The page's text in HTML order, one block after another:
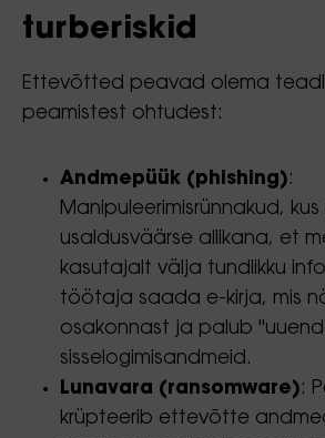
turberiskid
Ettevõtted peavad olema
peamistest ohtudest:
Andmepüük (phishing):
Manipuleerimisrünnakud,
usaldusväärse allikana, et
kasutajalt välja tundlikku
töötaja saada e-kirja, mis
osakonnast ja palub
sisselogimisandmeid.
Lunavara (ransomware):
krüpteerib ettevõtte